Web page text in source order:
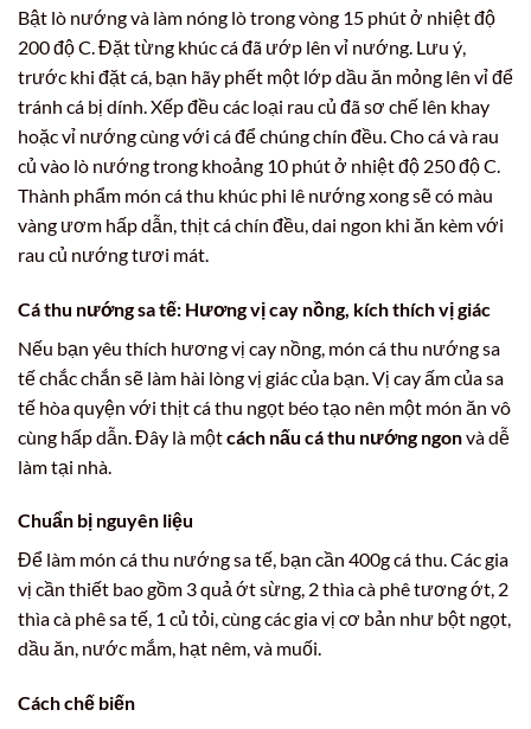
Bật lò nướng và làm nóng lò trong vòng 15 phút ở nhiệt độ
200 độ C. Đặt từng khúc cá đã ướp lên vỉ nướng. Lưu ý,
trước khi đặt cá, bạn hãy phết một lớp dầu ăn mỏng lên vỉ để
tránh cá bị dính. Xếp đều các loại rau củ đã sơ chế lên khay
hoặc vỉ nướng cùng với cá để chúng chín đều. Cho cá và rau
củ vào lò nướng trong khoảng 10 phút ở nhiệt độ 250 độ C.
Thành phẩm món cá thu khúc phi lê nướng xong sẽ có màu
vàng ươm hấp dẫn, thịt cá chín đều, dai ngon khi ăn kèm với
rau củ nướng tươi mát.
Cá thu nướng sa tế: Hương vị cay nồng, kích thích vị giác
Nếu bạn yêu thích hương vị cay nồng, món cá thu nướng sa
tế chắc chắn sẽ làm hài lòng vị giác của bạn. Vị cay ấm của sa
tế hòa quyện với thịt cá thu ngọt béo tạo nên một món ăn vô
cùng hấp dẫn. Đây là mộtcách nấu cá thu nướng ngonvà dễ
làm tại nhà.
Chuẩn bị nguyên liệu
Để làm món cá thu nướng sa tế, bạn cần 400g cá thu. Các gia
vị cần thiết bao gồm 3 quả ớt sừng, 2 thìa cà phê tương ớt, 2
thìa cà phê sa tế, 1 củ tỏi, cùng các gia vị cơ bản như bột ngọt,
dầu ăn, nước mắm, hạt nêm, và muối.
Cách chế biến